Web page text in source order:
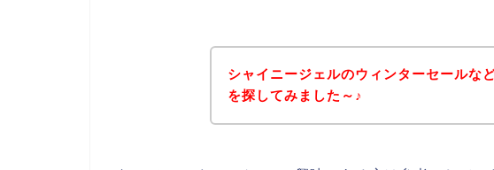
シャイニージェルのウィンターセールな
を探してみました～♪